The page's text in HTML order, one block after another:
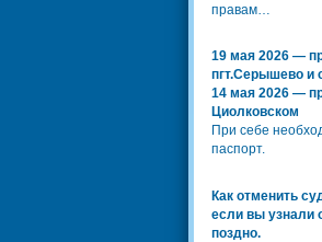
правам…
19 мая 2026 —
пгт.Серышево и
14 мая 2026 —
Циолковском
При себе
паспорт.
Как отменить
если вы узнали
поздно.